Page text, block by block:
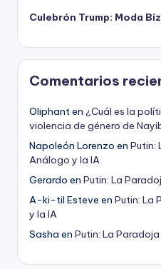
Culebrón Trump: Moda
Comentarios
Oliphanten ¿Cuál es la
violencia de género de
Napoleón Lorenzo en Putin:
Análogo y la IA
Gerardo en Putin: La
A-ki-til Esteve en Putin: La
y la IA
Sasha en Putin: La